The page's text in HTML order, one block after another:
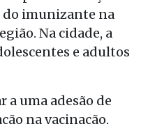
do imunizante na
Na cidade, a
e adultos
a uma adesão de
na vacinação,